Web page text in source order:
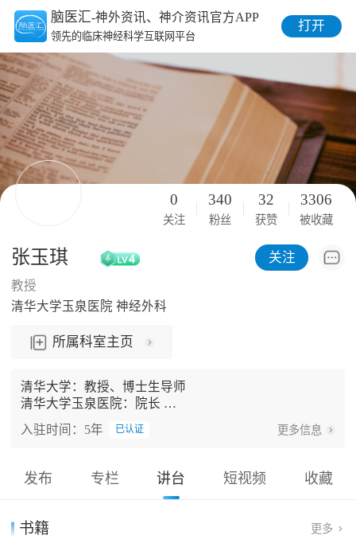
脑医汇-神外资讯、神介资讯官方APP
领先的临床神经科学互联网平台
打开
0
关注
340
粉丝
32
获赞
3306
被收藏
张玉琪 关注
教授
清华大学玉泉医院 神经外科
所属科室主页
清华大学：教授、博士生导师
清华大学玉泉医院：院长
教育/工作经历：
院（301医院）硕士毕业（1992年）。首都医科大学（北
京天坛医院）博士毕业（1995年）。
美国佛罗里达大学神经外科访问学者/博士后两年（1997
年）。
北京天坛医院：院长助理/小儿神经外科主任（2000年/20
入驻时间：5年 已认证 更多信息
发布 专栏 讲台 短视频 收藏
书籍 更多